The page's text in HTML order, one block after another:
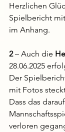
Herzlichen
Spielbericht
im Anhang.
2 – Auch die
28.06.2025
Der
mit Fotos
Dass das
verloren